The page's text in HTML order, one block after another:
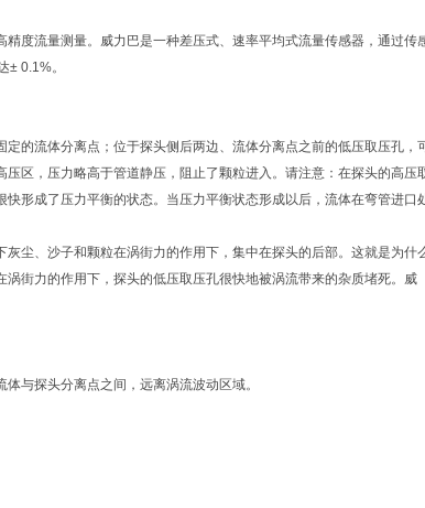
精度流量测量。威力巴是一种差压式、速率平均式流量传感器，通过
± 0.1%。
的流体分离点；位于探头侧后两边、流体分离点之前的低压取压孔，
区，压力略高于管道静压，阻止了颗粒进入。请注意：在探头的高
形成了压力平衡的状态。当压力平衡状态形成以后，流体在弯管进口
灰尘、沙子和颗粒在涡街力的作用下，集中在探头的后部。这就是为
街力的作用下，探头的低压取压孔很快地被涡流带来的杂质堵死。威
与探头分离点之间，远离涡流波动区域。